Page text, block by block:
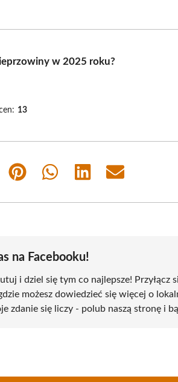
w 2025 roku?
13
Share
Share
Share
Share
na Facebooku!
i dziel się tym co najlepsze! Przyłącz
możesz dowiedzieć się więcej o
zdanie się liczy - polub naszą stronę i